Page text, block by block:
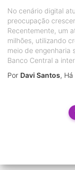
No cenário digital
preocupação
Recentemente, um
milhões, utilizando
meio de engenharia
Banco Central a
Por Davi Santos, Há